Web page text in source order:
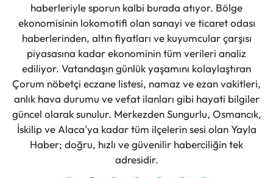
haberleriyle sporun kalbi burada atıyor. Bölge
ekonomisinin lokomotifi olan sanayi ve ticaret odası
haberlerinden, altın fiyatları ve kuyumcular çarşısı
piyasasına kadar ekonominin tüm verileri analiz
ediliyor. Vatandaşın günlük yaşamını kolaylaştıran
Çorum nöbetçi eczane listesi, namaz ve ezan vakitleri,
anlık hava durumu ve vefat ilanları gibi hayati bilgiler
güncel olarak sunulur. Merkezden Sungurlu, Osmancık,
İskilip ve Alaca'ya kadar tüm ilçelerin sesi olan Yayla
Haber; doğru, hızlı ve güvenilir haberciliğin tek
adresidir.